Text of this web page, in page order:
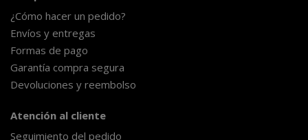
¿Cómo hacer un pedido?
Envíos y entregas
Formas de pago
Garantía compra segura
Devoluciones y reembolso
Atención al cliente
Seguimiento del pedido